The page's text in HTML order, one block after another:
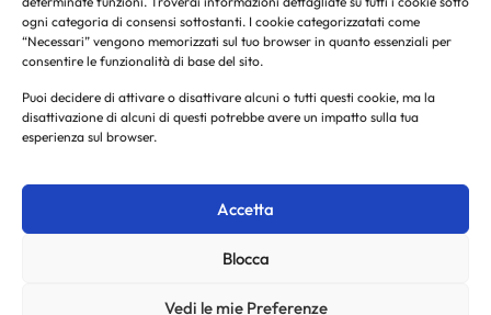
ogni categoria di consensi sottostanti. I cookie categorizzatati come
“Necessari” vengono memorizzati sul tuo browser in quanto essenziali per
consentire le funzionalità di base del sito.
Puoi decidere di attivare o disattivare alcuni o tutti questi cookie, ma la
disattivazione di alcuni di questi potrebbe avere un impatto sulla tua
esperienza sul browser.
Accetta
Blocca
Vedi le mie Preferenze
Policy]